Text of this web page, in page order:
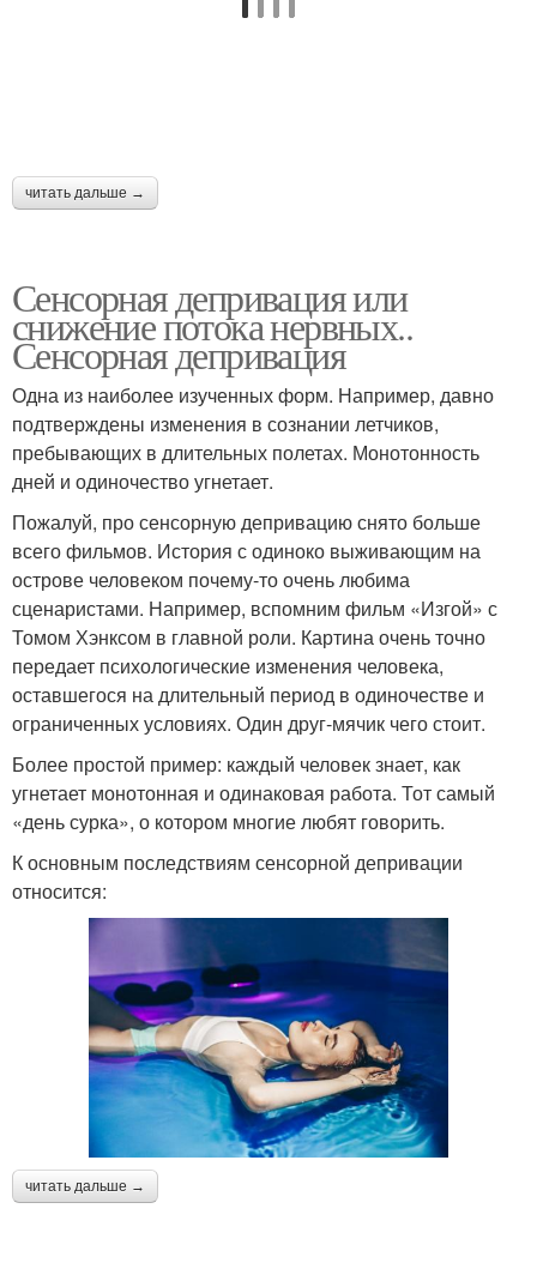
читать дальше →
Сенсорная депривация или
снижение потока нервных..
Сенсорная депривация
Одна из наиболее изученных форм. Например, давно
подтверждены изменения в сознании летчиков,
пребывающих в длительных полетах. Монотонность
дней и одиночество угнетает.
Пожалуй, про сенсорную депривацию снято больше
всего фильмов. История с одиноко выживающим на
острове человеком почему-то очень любима
сценаристами. Например, вспомним фильм «Изгой» с
Томом Хэнксом в главной роли. Картина очень точно
передает психологические изменения человека,
оставшегося на длительный период в одиночестве и
ограниченных условиях. Один друг-мячик чего стоит.
Более простой пример: каждый человек знает, как
угнетает монотонная и одинаковая работа. Тот самый
«день сурка», о котором многие любят говорить.
К основным последствиям сенсорной депривации
относится:
читать дальше →